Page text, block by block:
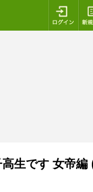
ロ
生です 女帝編